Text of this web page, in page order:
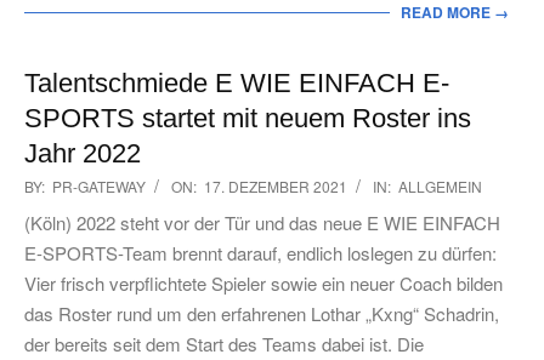
READ MORE →
Talentschmiede E WIE EINFACH E-
SPORTS startet mit neuem Roster ins
Jahr 2022
2021-
12-
17
BY: PR-GATEWAY ON: 17. DEZEMBER 2021 IN: ALLGEMEIN
(Köln) 2022 steht vor der Tür und das neue E WIE EINFACH
E-SPORTS-Team brennt darauf, endlich loslegen zu dürfen:
Vier frisch verpflichtete Spieler sowie ein neuer Coach bilden
das Roster rund um den erfahrenen Lothar „Kxng“ Schadrin,
der bereits seit dem Start des Teams dabei ist. Die